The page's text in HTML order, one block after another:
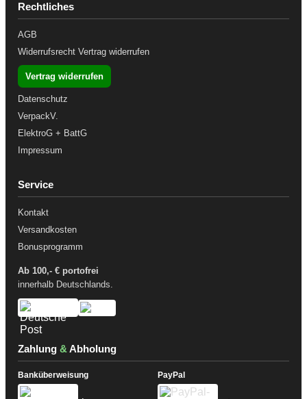
Rechtliches
AGB
Widerrufsrecht Vertrag widerrufen
Vertrag widerrufen
Datenschutz
VerpackV.
ElektroG + BattG
Impressum
Service
Kontakt
Versandkosten
Bonusprogramm
Ab 100,- € portofrei
innerhalb Deutschlands.
Zahlung &Abholung
Banküberweisung PayPal